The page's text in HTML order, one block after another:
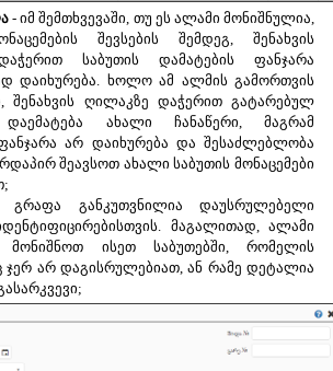
- იმ შემთხვევაში, თუ ეს ალამი მონიშნულია,
შევსების შემდეგ, შენახვის
საბუთის დამატების ფანჯარა
დაიხურება. ხოლო ამ ალმის გამორთვის
შენახვის ღილაკზე დაჭერით გატარებულ
დაემატება ახალი ჩანაწერი, მაგრამ
არ დაიხურება და შესაძლებლობა
შეავსოთ ახალი საბუთის მონაცემები
განკუთვნილია დაუსრულებელი
მაგალითად, ალამი
მონიშნოთ ისეთ საბუთებში, რომელის
ჯერ არ დაგისრულებიათ, ან რამე დეტალია